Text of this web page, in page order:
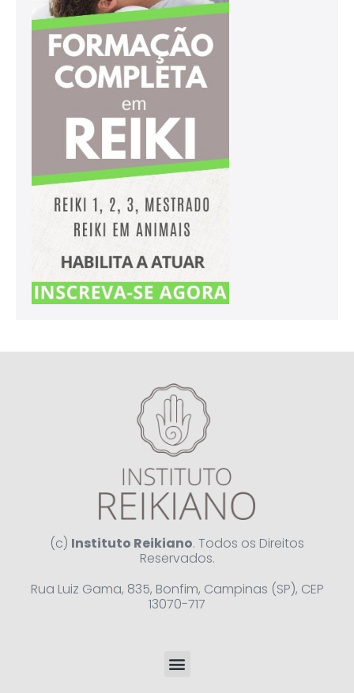
(c) Instituto Reikiano. Todos os Direitos
Reservados.
Rua Luiz Gama, 835, Bonfim, Campinas (SP), CEP
13070-717